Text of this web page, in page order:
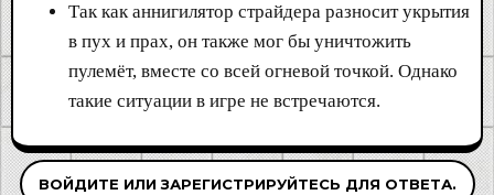
Так как аннигилятор страйдера разносит укрытия
в пух и прах, он также мог бы уничтожить
пулемёт, вместе со всей огневой точкой. Однако
такие ситуации в игре не встречаются.
ВОЙДИТЕ ИЛИ ЗАРЕГИСТРИРУЙТЕСЬ ДЛЯ ОТВЕТА.